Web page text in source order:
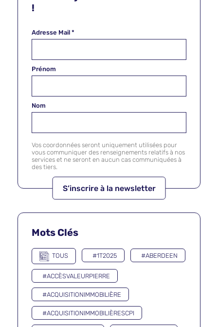
!
Adresse Mail *
Prénom
Nom
Vos coordonnées seront uniquement utilisées pour
vous communiquer des renseignements relatifs à nos
services et ne seront en aucun cas communiquées à
des tiers.
Mots Clés
TOUS #1T2025 #ABERDEEN
#ACCÈSVALEURPIERRE
#ACQUISITIONIMMOBILIÈRE
#ACQUISITIONIMMOBILIÈRESCPI